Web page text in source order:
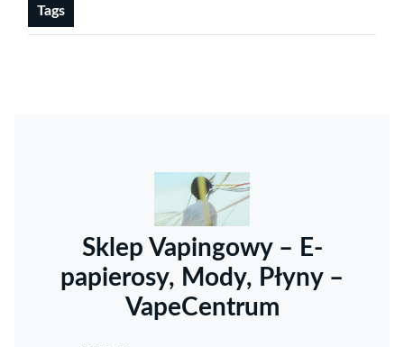
Tags
Sklep Vapingowy – E-
papierosy, Mody, Płyny –
VapeCentrum